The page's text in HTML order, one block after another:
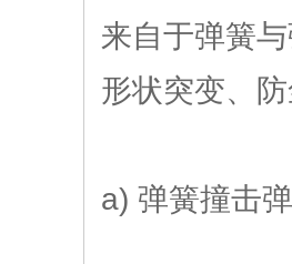
来自于弹簧
形状突变、
a) 弹簧撞击